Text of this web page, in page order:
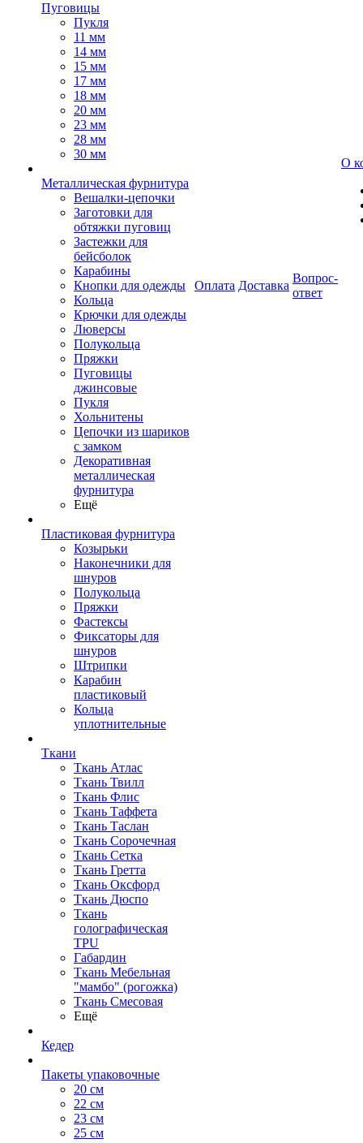
Пуговицы
Пукля
11 мм
14 мм
15 мм
17 мм
18 мм
20 мм
23 мм
28 мм
30 мм
Металлическая фурнитура
Вешалки-цепочки
Заготовки для
обтяжки пуговиц
Застежки для
бейсболок
Карабины
Кнопки для одежды
Кольца
Крючки для одежды
Люверсы
Полукольца
Пряжки
Пуговицы
джинсовые
Пукля
Хольнитены
Цепочки из шариков
с замком
Декоративная
металлическая
фурнитура
Ещё
Пластиковая фурнитура
Козырьки
Наконечники для
шнуров
Полукольца
Пряжки
Фастексы
Фиксаторы для
шнуров
Штрипки
Карабин
пластиковый
Кольца
уплотнительные
Ткани
Ткань Атлас
Ткань Твилл
Ткань Флис
Ткань Таффета
Ткань Таслан
Ткань Сорочечная
Ткань Сетка
Ткань Гретта
Ткань Оксфорд
Ткань Дюспо
Ткань
голографическая
TPU
Габардин
Ткань Мебельная
"мамбо" (рогожка)
Ткань Смесовая
Ещё
Кедер
Пакеты упаковочные
20 см
22 см
23 см
25 см
Оплата Доставка
Вопрос-
ответ
О